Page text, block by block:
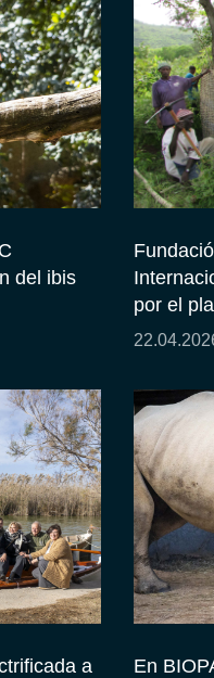
del ibis
por el
a
En